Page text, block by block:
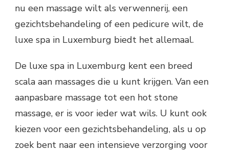
nu een massage wilt als verwennerij, een
gezichtsbehandeling of een pedicure wilt, de
luxe spa in Luxemburg biedt het allemaal.
De luxe spa in Luxemburg kent een breed
scala aan massages die u kunt krijgen. Van een
aanpasbare massage tot een hot stone
massage, er is voor ieder wat wils. U kunt ook
kiezen voor een gezichtsbehandeling, als u op
zoek bent naar een intensieve verzorging voor